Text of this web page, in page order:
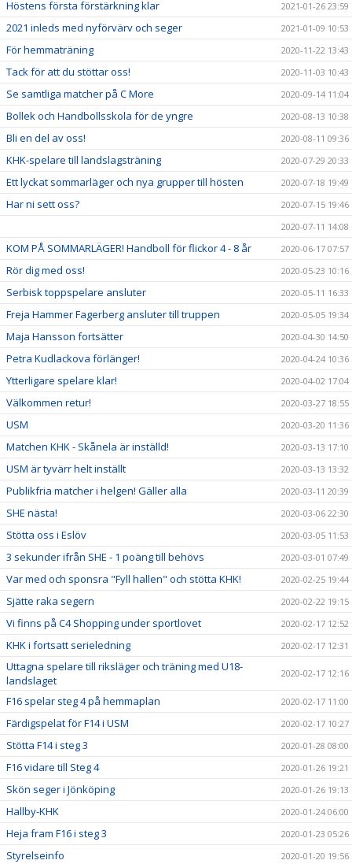
Höstens första förstärkning klar 2021-01-26 23:59
2021 inleds med nyförvärv och seger 2021-01-09 10:53
För hemmaträning 2020-11-22 13:43
Tack för att du stöttar oss! 2020-11-03 10:43
Se samtliga matcher på C More 2020-09-14 11:04
Bollek och Handbollsskola för de yngre 2020-08-13 10:38
Bli en del av oss! 2020-08-11 09:36
KHK-spelare till landslagsträning 2020-07-29 20:33
Ett lyckat sommarläger och nya grupper till hösten 2020-07-18 19:49
Har ni sett oss?
2020-07-15 19:46
2020-07-11 14:08
KOM PÅ SOMMARLÄGER! Handboll för flickor 4 - 8 år 2020-06-17 07:57
Rör dig med oss! 2020-05-23 10:16
Serbisk toppspelare ansluter 2020-05-11 16:33
Freja Hammer Fagerberg ansluter till truppen 2020-05-05 19:34
Maja Hansson fortsätter 2020-04-30 14:50
Petra Kudlackova förlänger! 2020-04-24 10:36
Ytterligare spelare klar! 2020-04-02 17:04
Välkommen retur! 2020-03-27 18:55
USM 2020-03-20 11:36
Matchen KHK - Skånela är inställd! 2020-03-13 17:10
USM är tyvärr helt inställt 2020-03-13 13:32
Publikfria matcher i helgen! Gäller alla 2020-03-11 20:39
SHE nästa! 2020-03-06 22:30
Stötta oss i Eslöv 2020-03-05 11:53
3 sekunder ifrån SHE - 1 poäng till behövs 2020-03-01 07:49
Var med och sponsra "Fyll hallen" och stötta KHK! 2020-02-25 19:44
Sjätte raka segern 2020-02-22 19:15
Vi finns på C4 Shopping under sportlovet 2020-02-17 12:52
KHK i fortsatt serieledning 2020-02-17 12:31
Uttagna spelare till riksläger och träning med U18-
landslaget
2020-02-17 12:16
F16 spelar steg 4 på hemmaplan 2020-02-17 11:00
Färdigspelat för F14 i USM 2020-02-17 10:27
Stötta F14 i steg 3 2020-01-28 08:00
F16 vidare till Steg 4 2020-01-26 19:21
Skön seger i Jönköping 2020-01-26 19:13
Hallby-KHK 2020-01-24 06:00
Heja fram F16 i steg 3 2020-01-23 05:26
Styrelseinfo 2020-01-20 19:56